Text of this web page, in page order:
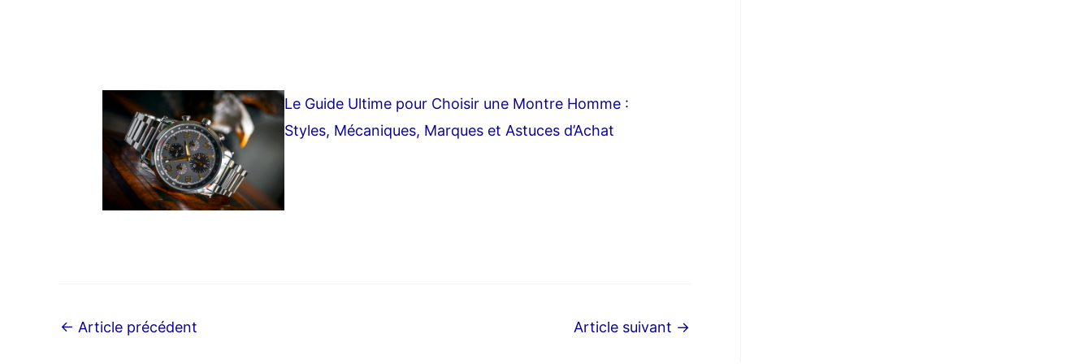
Le Guide Ultime pour Choisir une Montre Homme :
Styles, Mécaniques, Marques et Astuces d’Achat
← Article précédent Article suivant →